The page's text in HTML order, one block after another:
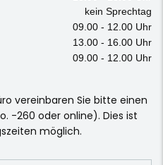
kein Sprechtag
09.00 - 12.00 Uhr
13.00 - 16.00 Uhr
09.00 - 12.00 Uhr
vereinbaren Sie bitte einen
-260 oder online). Dies ist
möglich.